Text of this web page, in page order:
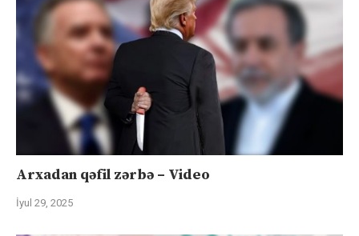
Arxadan qəfil zərbə – Video
İyul 29, 2025